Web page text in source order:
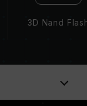
3D Nand